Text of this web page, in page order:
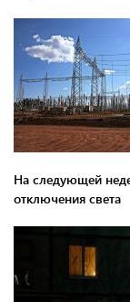
На следующей
отключения света